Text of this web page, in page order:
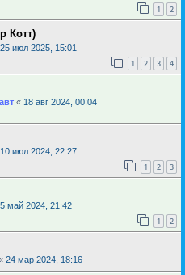
1 2
Котт)
25 июл 2025, 15:01
1 2 3 4
« 18 авг 2024, 00:04
10 июл 2024, 22:27
1 2 3
май 2024, 21:42
1 2
24 мар 2024, 18:16